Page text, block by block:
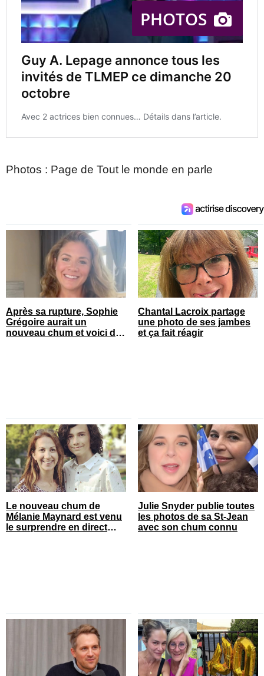
Photos : Page de Tout le monde en parle
Après sa rupture, Sophie
Grégoire aurait un
nouveau chum et voici de
Chantal Lacroix partage
une photo de ses jambes
et ça fait réagir
Le nouveau chum de
Mélanie Maynard est venu
le surprendre en direct
Julie Snyder publie toutes
les photos de sa St-Jean
avec son chum connu